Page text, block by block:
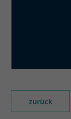
zurück